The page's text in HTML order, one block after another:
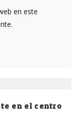
en este
en el centro